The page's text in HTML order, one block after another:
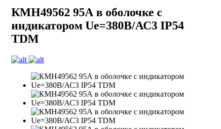
КМН49562 95А в оболочке с
индикатором Ue=380В/АС3 IP54
TDM